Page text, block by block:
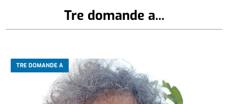
Tre domande a...
TRE DOMANDE A